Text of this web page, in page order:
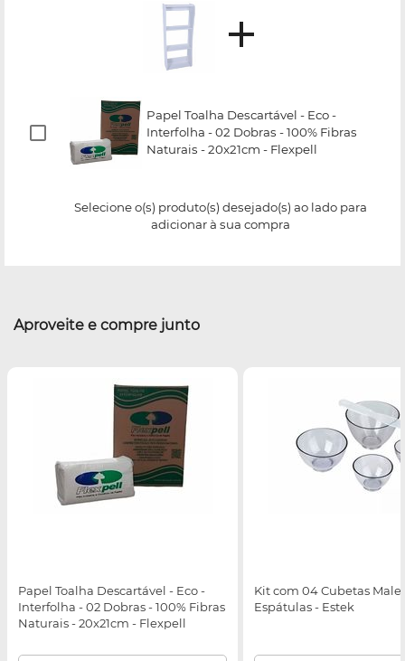
Papel Toalha Descartável - Eco -
Interfolha - 02 Dobras - 100% Fibras
Naturais - 20x21cm - Flexpell
Selecione o(s) produto(s) desejado(s) ao lado para
adicionar à sua compra
Aproveite e compre junto
Papel Toalha Descartável - Eco -
Interfolha - 02 Dobras - 100% Fibras
Naturais - 20x21cm - Flexpell
Kit com 04 Cubetas
Espátulas - Estek